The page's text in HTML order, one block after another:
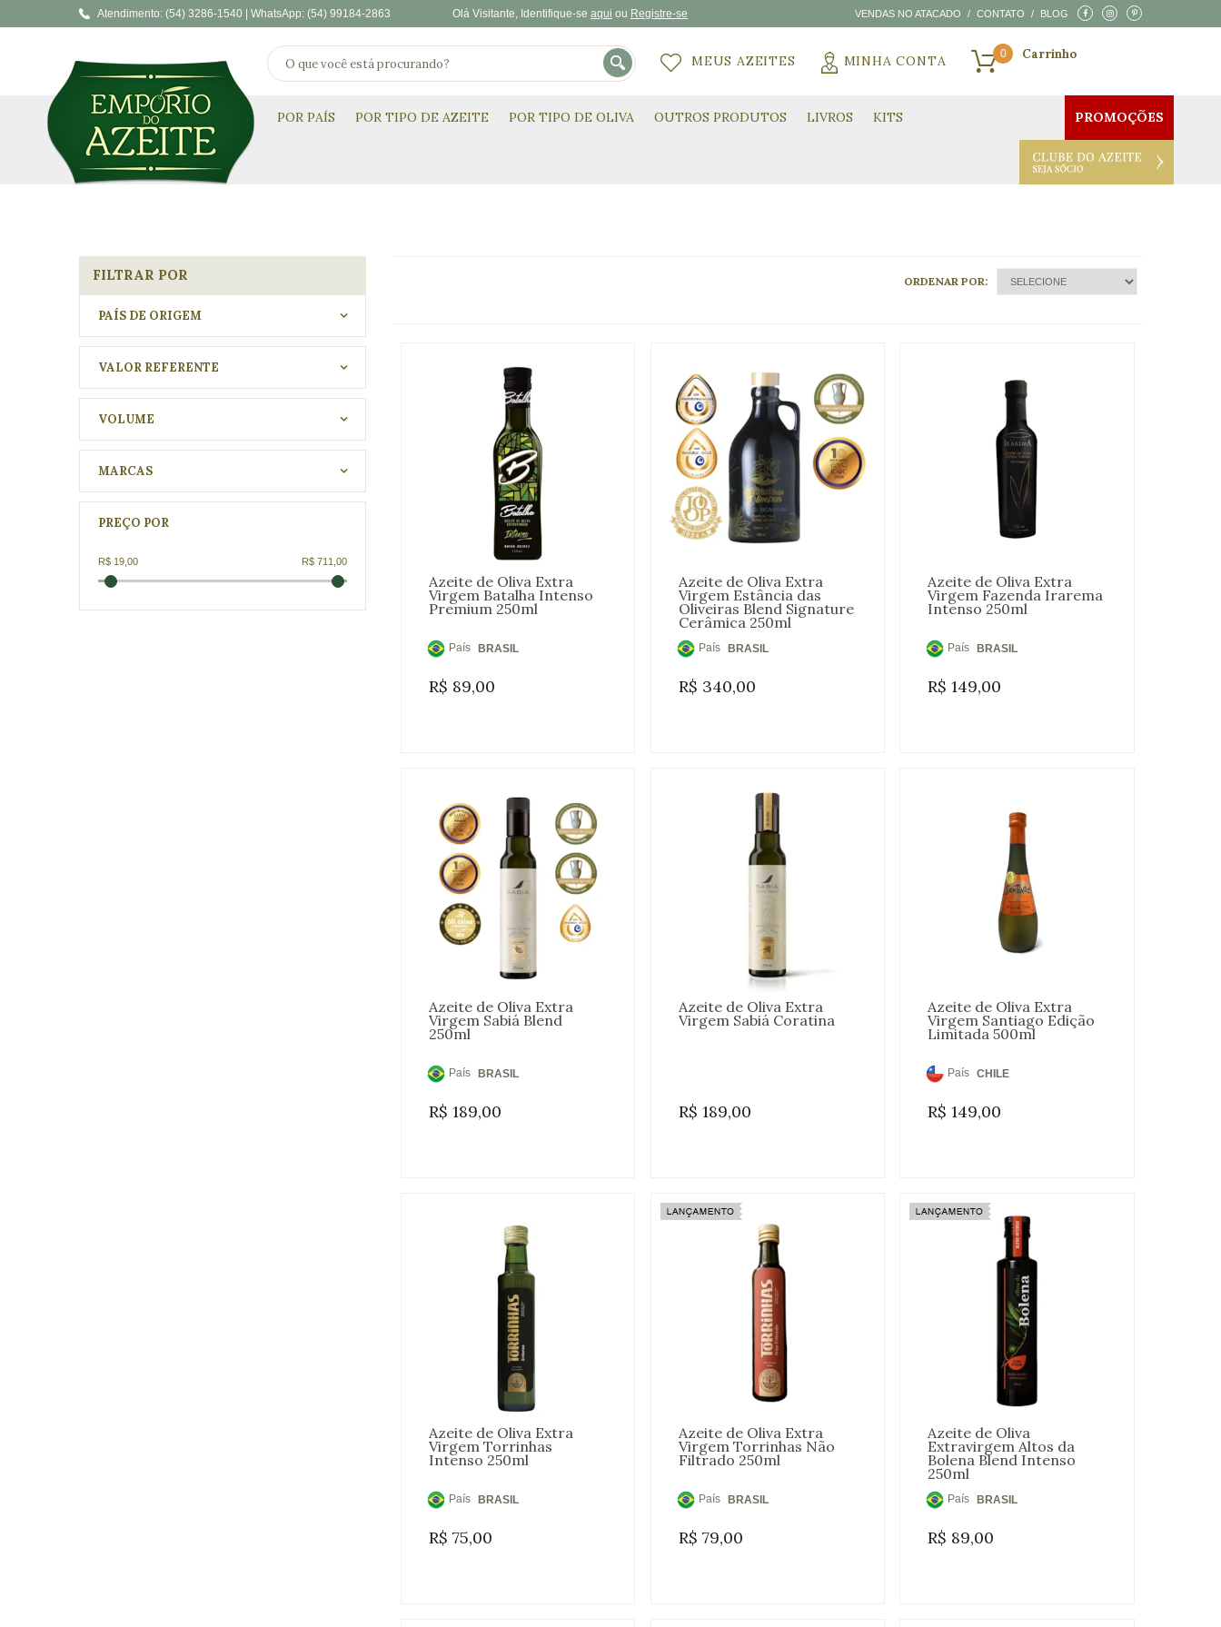
Atendimento: (54) 3286-1540 | WhatsApp: (54) 99184-2863 Olá Visitante , Identifique-se aqui Registre-se VENDAS NO ATACADO / CONTATO / BLOG
MEUS AZEITES MINHA CONTA
0
POR PAÍS POR TIPO DE AZEITE POR TIPO DE OLIVA OUTROS PRODUTOS LIVROS KITS PROMOÇÕES
CLUBE DO AZEITE
FILTRAR POR
PAÍS DE ORIGEM
VALOR REFERENTE
VOLUME
MARCAS
PREÇO POR
ORDENAR POR: SELECIONE
Azeite de Oliva Extra
Virgem Batalha Intenso
Premium 250ml
País
Origem:
BRASIL
R$ 89,00
Azeite de Oliva Extra
Virgem Estância das
Oliveiras Blend Signature
Cerâmica 250ml
País
Origem:
BRASIL
R$ 340,00
Azeite de Oliva Extra
Virgem Fazenda Irarema
Intenso 250ml
País
Origem:
BRASIL
R$ 149,00
Azeite de Oliva Extra
Virgem Sabiá Blend
250ml
País
Origem:
BRASIL
R$ 189,00
Azeite de Oliva Extra
Virgem Sabiá Coratina
R$ 189,00
Azeite de Oliva Extra
Virgem Santiago Edição
Limitada 500ml
País
Origem:
CHILE
R$ 149,00
Azeite de Oliva Extra
Virgem Torrinhas
Intenso 250ml
País
Origem:
BRASIL
R$ 75,00
Azeite de Oliva Extra
Virgem Torrinhas Não
Filtrado 250ml
País
Origem:
BRASIL
R$ 79,00
Azeite de Oliva
Extravirgem Altos da
Bolena Blend Intenso
250ml
País
Origem:
BRASIL
R$ 89,00